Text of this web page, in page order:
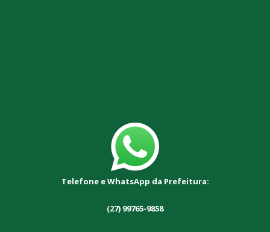
Telefone e WhatsApp da Prefeitura:
(27) 99765-9858